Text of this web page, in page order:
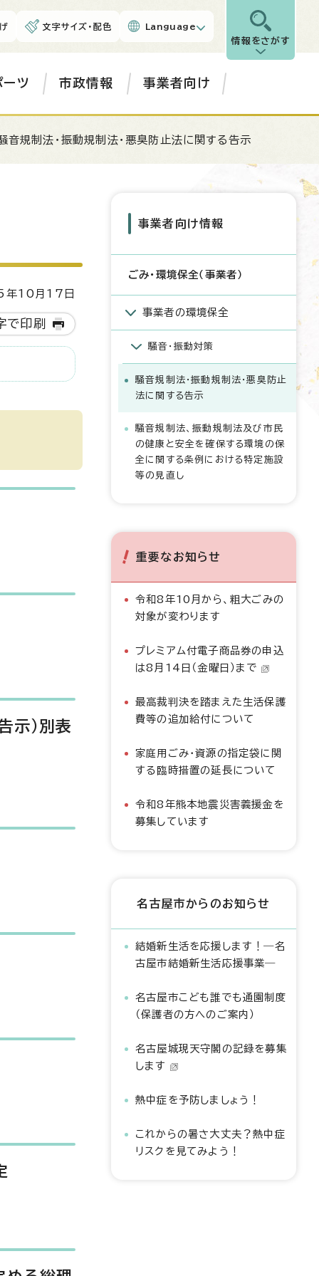
文字サイズ・配色 Language
情報をさがす
ーツ 市政情報 事業者向け
音規制法・振動規制法・悪臭防止法に関する告示
10月17日
で印刷
示)別表
事業者向け情報
ごみ・環境保全（事業者）
事業者の環境保全
騒音・振動対策
騒音規制法・振動規制法・悪臭防止
法に関する告示
騒音規制法、振動規制法及び市民
の健康と安全を確保する環境の保
全に関する条例における特定施設
等の見直し
重要なお知らせ
令和8年10月から、粗大ごみの
対象が変わります
プレミアム付電子商品券の申込
は8月14日（金曜日）まで
最高裁判決を踏まえた生活保護
費等の追加給付について
家庭用ごみ・資源の指定袋に関
する臨時措置の延長について
令和8年熊本地震災害義援金を
募集しています
名古屋市からのお知らせ
結婚新生活を応援します！―名
古屋市結婚新生活応援事業―
名古屋市こども誰でも通園制度
（保護者の方へのご案内）
名古屋城現天守閣の記録を募集
します
熱中症を予防しましょう！
これからの暑さ大丈夫？熱中症
リスクを見てみよう！